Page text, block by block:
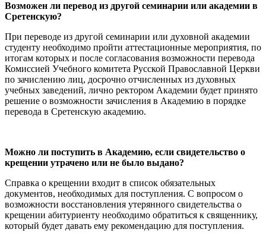
Возможен ли перевод из другой семинарии или академии в
Сретенскую?
При переводе из другой семинарии или духовной академии
студенту необходимо пройти аттестационные мероприятия, по
итогам которых и после согласования возможности перевода
Комиссией Учебного комитета Русской Православной Церкви
по зачислению лиц, досрочно отчисленных из духовных
учебных заведений, лично ректором Академии будет принято
решение о возможности зачисления в Академию в порядке
перевода в Сретенскую академию.
Можно ли поступить в Академию, если свидетельство о
крещении утрачено или не было выдано?
Справка о крещении входит в список обязательных
документов, необходимых для поступления. С вопросом о
возможности восстановления утерянного свидетельства о
крещении абитуриенту необходимо обратиться к священнику,
который будет давать ему рекомендацию для поступления.